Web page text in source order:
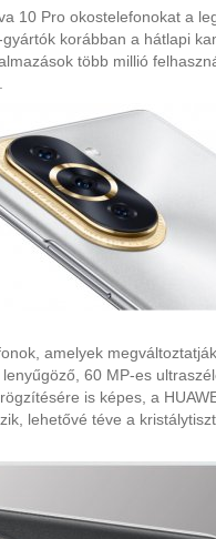
10 Pro okostelefonokat a
korábban a hátlapi
több millió
amelyek
60 MP-es
is képes, a
lehetővé téve a